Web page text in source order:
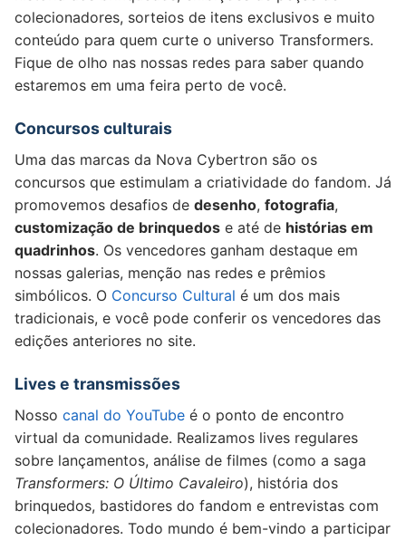
colecionadores, sorteios de itens exclusivos e muito
conteúdo para quem curte o universo Transformers.
Fique de olho nas nossas redes para saber quando
estaremos em uma feira perto de você.
Concursos culturais
Uma das marcas da Nova Cybertron são os
concursos que estimulam a criatividade do fandom. Já
promovemos desafios de desenho, fotografia,
customização de brinquedos e até de histórias em
quadrinhos. Os vencedores ganham destaque em
nossas galerias, menção nas redes e prêmios
simbólicos. O Concurso Cultural é um dos mais
tradicionais, e você pode conferir os vencedores das
edições anteriores no site.
Lives e transmissões
Nosso canal do YouTube é o ponto de encontro
virtual da comunidade. Realizamos lives regulares
sobre lançamentos, análise de filmes (como a saga
Transformers: O Último Cavaleiro), história dos
brinquedos, bastidores do fandom e entrevistas com
colecionadores. Todo mundo é bem-vindo a participar